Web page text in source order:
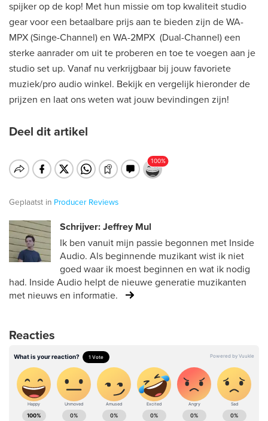
spijker op de kop! Met hun missie om top kwaliteit studio
gear voor een betaalbare prijs aan te bieden zijn de WA-
MPX (Singe-Channel) en WA-2MPX (Dual-Channel) een
sterke aanrader om uit te proberen en toe te voegen aan je
studio set up. Vanaf nu verkrijgbaar bij jouw favoriete
muziek/pro audio winkel. Bekijk en vergelijk hieronder de
prijzen en laat ons weten wat jouw bevindingen zijn!
Deel dit artikel
Geplaatst in Producer Reviews
Schrijver: Jeffrey Mul
Ik ben vanuit mijn passie begonnen met Inside
Audio. Als beginnende muzikant wist ik niet
goed waar ik moest beginnen en wat ik nodig
had. Inside Audio helpt de nieuwe generatie muzikanten
met nieuws en informatie.
Reacties